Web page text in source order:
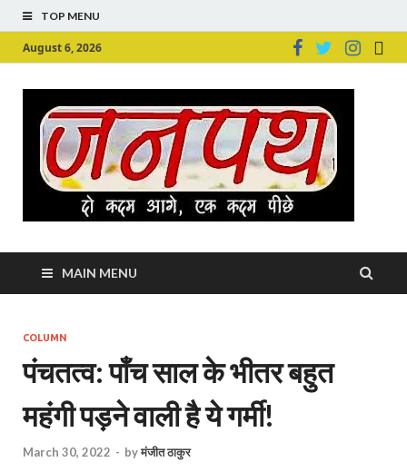
TOP MENU
August 6, 2026
MAIN MENU
COLUMN
पंचतत्व: पाँच साल के भीतर बहुत
महंगी पड़ने वाली है ये गर्मी!
March 30, 2022 - byमंजीत ठाकुर